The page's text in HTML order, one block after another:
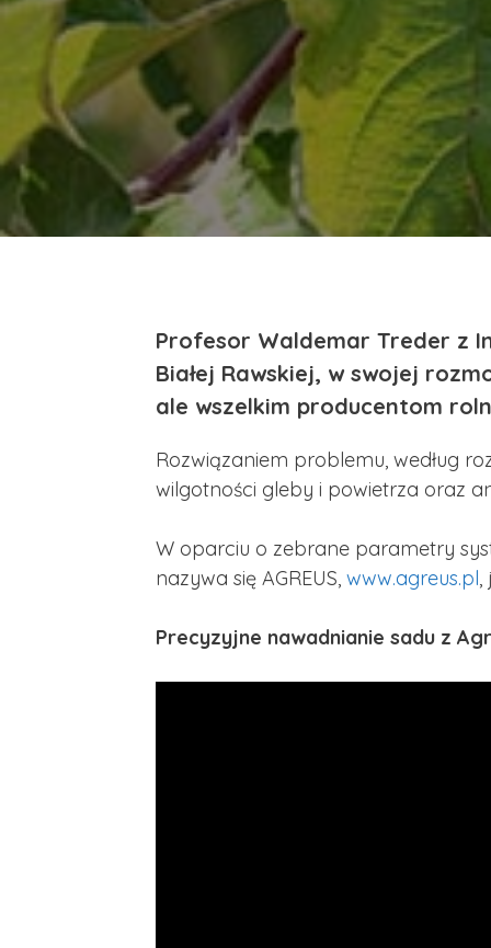
Profesor Waldemar Treder z
Białej Rawskiej, w swojej
ale wszelkim producentom
Rozwiązaniem problemu, według
wilgotności gleby i powietrza oraz
W oparciu o zebrane parametry
nazywa się AGREUS, www.agreus.pl,
Precyzyjne nawadnianie sadu z